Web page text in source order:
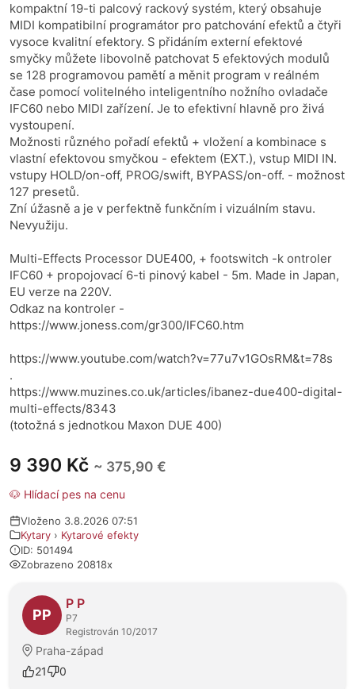
9 390 Kč ~ 375,90 €
🐶 Hlídací pes na cenu
Vloženo 3.8.2026 07:51
Kytary › Kytarové efekty
ID: 501494
Zobrazeno 20818x
O prodejci
PP
P P
P7
Registrován 10/2017
Praha-západ
21
0
kompaktní 19-ti palcový rackový systém, který obsahuje
MIDI kompatibilní programátor pro patchování efektů a čtyři
vysoce kvalitní efektory. S přidáním externí efektové
smyčky můžete libovolně patchovat 5 efektových modulů
se 128 programovou pamětí a měnit program v reálném
čase pomocí volitelného inteligentního nožního ovladače
IFC60 nebo MIDI zařízení. Je to efektivní hlavně pro živá
vystoupení.
Možnosti různého pořadí efektů + vložení a kombinace s
vlastní efektovou smyčkou - efektem (EXT.), vstup MIDI IN.
vstupy HOLD/on-off, PROG/swift, BYPASS/on-off. - možnost
127 presetů.
Zní úžasně a je v perfektně funkčním i vizuálním stavu.
Nevyužiju.
Multi-Effects Processor DUE400, + footswitch -k ontroler
IFC60 + propojovací 6-ti pinový kabel - 5m. Made in Japan,
EU verze na 220V.
Odkaz na kontroler -
https://www.joness.com/gr300/IFC60.htm
https://www.youtube.com/watch?v=77u7v1GOsRM&t=78s
.
https://www.muzines.co.uk/articles/ibanez-due400-digital-
multi-effects/8343
(totožná s jednotkou Maxon DUE 400)